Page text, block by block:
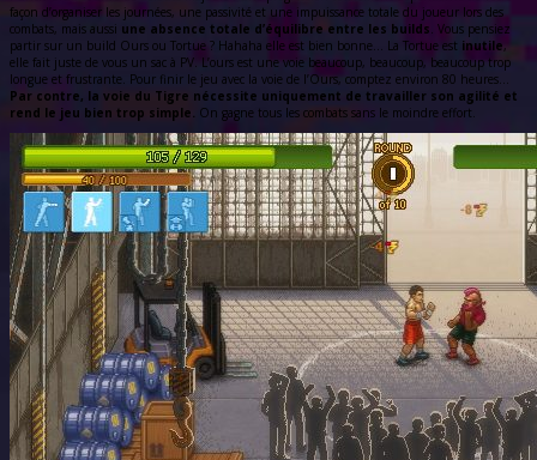
façon d’organiser les journées, une passivité et une impuissance totale du joueur lors des
combats, mais aussi une absence totale d’équilibre entre les builds. Vous pensiez
partir sur un build Ours ou Tortue ? Hahaha elle est bien bonne… La Tortue est inutile,
elle fait juste de vous un sac à PV. L’ours est une voie beaucoup, beaucoup, beaucoup trop
longue et frustrante. Pour finir le jeu avec la voie de l’Ours, comptez environ 80 heures…
Par contre, la voie du Tigre nécessite uniquement de travailler son agilité et
rend le jeu bien trop simple. On gagne tous les combats sans le moindre effort.